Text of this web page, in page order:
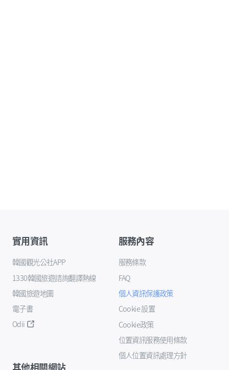
實用資訊
韓國觀光公社APP
1330韓國旅遊諮詢翻譯熱線
韓國旅遊地圖
電子書
Odii
服務內容
服務條款
FAQ
個人資訊保護政策
Cookie 設置
Cookie政策
位置資訊服務使用條款
個人位置資訊處理方針
其他相關網站